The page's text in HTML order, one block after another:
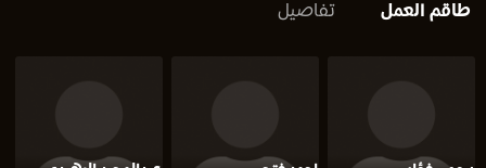
طاقم العمل تفاصيل